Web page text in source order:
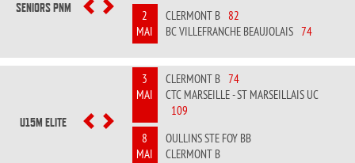
SENIORS PNM PREVIOUS
NEXT
2
MAI
CLERMONT B 82
BC VILLEFRANCHE BEAUJOLAIS 74
U15M ELITE PREVIOUS
NEXT
3
MAI
CLERMONT B 74
CTC MARSEILLE - ST MARSEILLAIS UC
109
8
MAI
OULLINS STE FOY BB
CLERMONT B